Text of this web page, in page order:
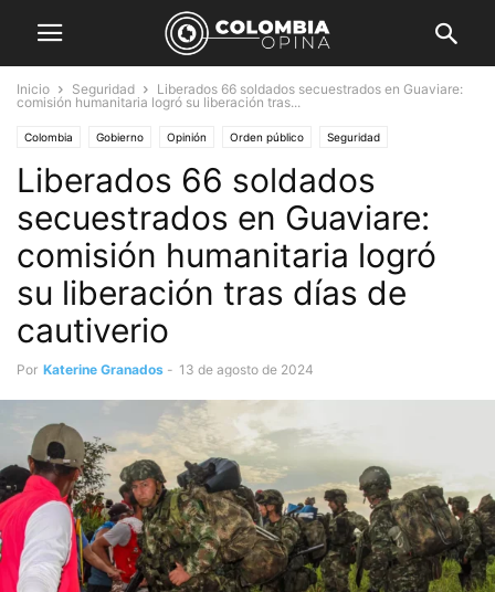
Inicio Seguridad
Liberados 66 soldados secuestrados en Guaviare:
comisión humanitaria logró su liberación tras...
Colombia Gobierno Opinión Orden público Seguridad
Liberados 66 soldados
secuestrados en Guaviare:
comisión humanitaria logró
su liberación tras días de
cautiverio
Por Katerine Granados - 13 de agosto de 2024